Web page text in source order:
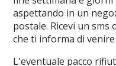
aspettando in un
postale. Ricevi un
che ti informa di
L'eventuale pacco